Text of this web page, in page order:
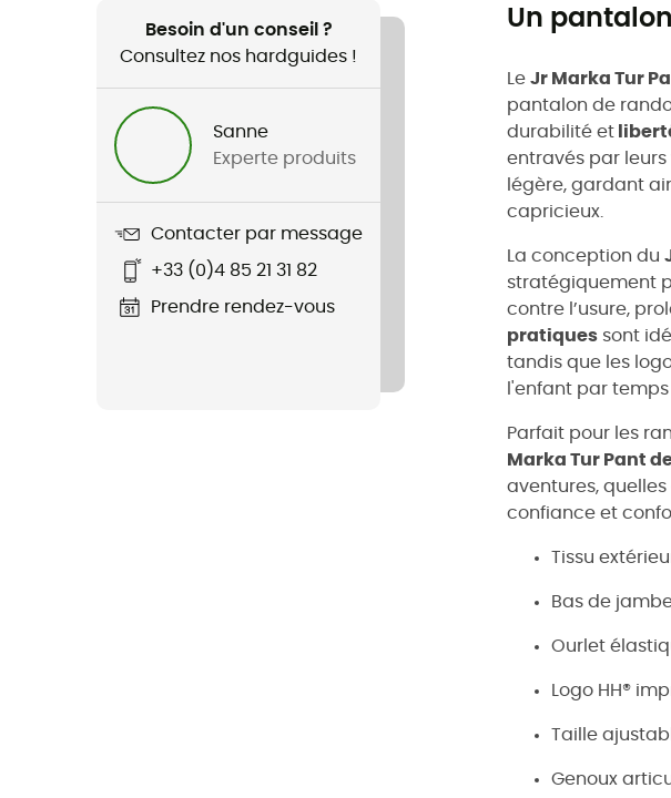
Besoin d'un conseil ?
Consultez nos hardguides !
Sanne
Experte produits
Contacter par message
+33 (0)4 85 21 31 82
Prendre rendez-vous
Un
Le Jr Marka Tur
pantalon de
durabilité et
entravés par
légère, gardant
capricieux.
La conception du
stratégiquement
contre l’usure,
pratiques sont
tandis que les
l'enfant par temps
Parfait pour les
Marka Tur Pant
aventures,
confiance et
Tissu
Bas de
Ourlet
Logo HH®
Taille
Genoux